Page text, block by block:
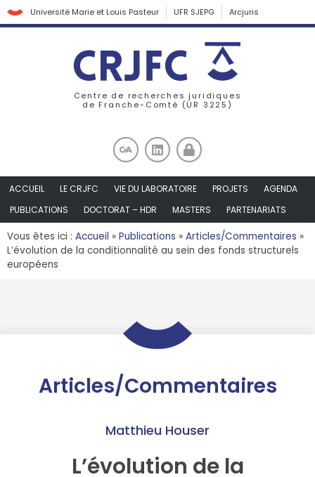
Université Marie et Louis Pasteur UFR SJEPG Arcjuris
Centre de recherches juridiques
de Franche-Comté (UR 3225)
ACCUEIL LE CRJFC VIE DU LABORATOIRE PROJETS
AGENDA
PUBLICATIONS
DOCTORAT – HDR MASTERS PARTENARIATS
Vous êtes ici : Accueil » Publications » Articles/Commentaires »
L’évolution de la conditionnalité au sein des fonds structurels
européens
Articles/Commentaires
Matthieu Houser
L’évolution de la